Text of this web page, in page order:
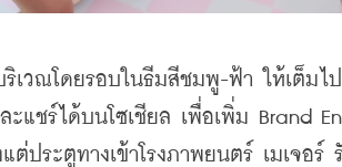
ณโดยรอบในธีมสีชมพู-ฟ้า ให้เต็มไป
แชร์ได้บนโซเชียล เพื่อเพิ่ม Brand
ประตูทางเข้าโรงภาพยนตร์ เมเจอร์